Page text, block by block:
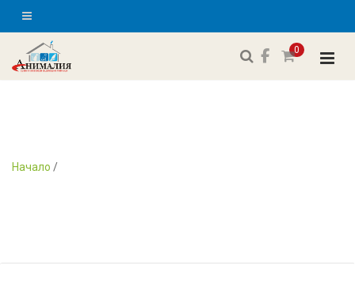
0
Начало /